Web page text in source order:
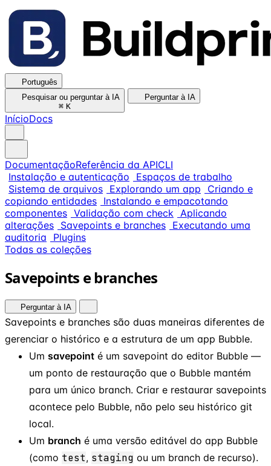
Português
Pesquisar ou perguntar à IA
⌘ K
Perguntar à IA
InícioDocs
DocumentaçãoReferência da APICLI
Instalação e autenticação
Espaços de trabalho
Sistema de arquivos Explorando um app
Criando e
copiando entidades Instalando e empacotando
componentes Validação com check Aplicando
alterações Savepoints e branches Executando uma
auditoria
Plugins
Todas as coleções
Savepoints e branches
Perguntar à IA
Savepoints e branches são duas maneiras diferentes de
gerenciar o histórico e a estrutura de um app Bubble.
Um savepoint é um savepoint do editor Bubble —
um ponto de restauração que o Bubble mantém
para um único branch. Criar e restaurar savepoints
acontece pelo Bubble, não pelo seu histórico git
local.
Um branch é uma versão editável do app Bubble
(como test, staging ou um branch de recurso).